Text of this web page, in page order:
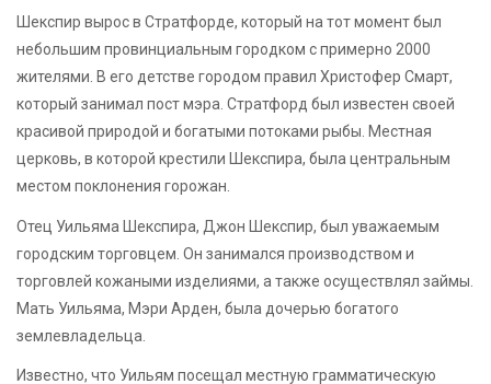
Шекспир вырос в Стратфорде, который на тот момент был
небольшим провинциальным городком с примерно 2000
жителями. В его детстве городом правил Христофер Смарт,
который занимал пост мэра. Стратфорд был известен своей
красивой природой и богатыми потоками рыбы. Местная
церковь, в которой крестили Шекспира, была центральным
местом поклонения горожан.
Отец Уильяма Шекспира, Джон Шекспир, был уважаемым
городским торговцем. Он занимался производством и
торговлей кожаными изделиями, а также осуществлял займы.
Мать Уильяма, Мэри Арден, была дочерью богатого
землевладельца.
Известно, что Уильям посещал местную грамматическую